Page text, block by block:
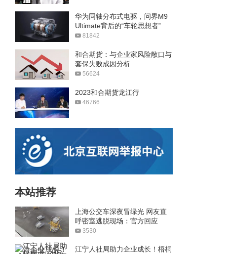
华为同轴分布式电驱，问界M9
Ultimate背后的“车轮思想者”
81842
和合期货：与企业家风险敞口与
套保失败成因分析
56624
2023和合期货龙江行
46766
本站推荐
上海公交车深夜冒绿光 网友直
呼密室逃脱现场：官方回应
3530
江宁人社局助力企业成长！梧桐